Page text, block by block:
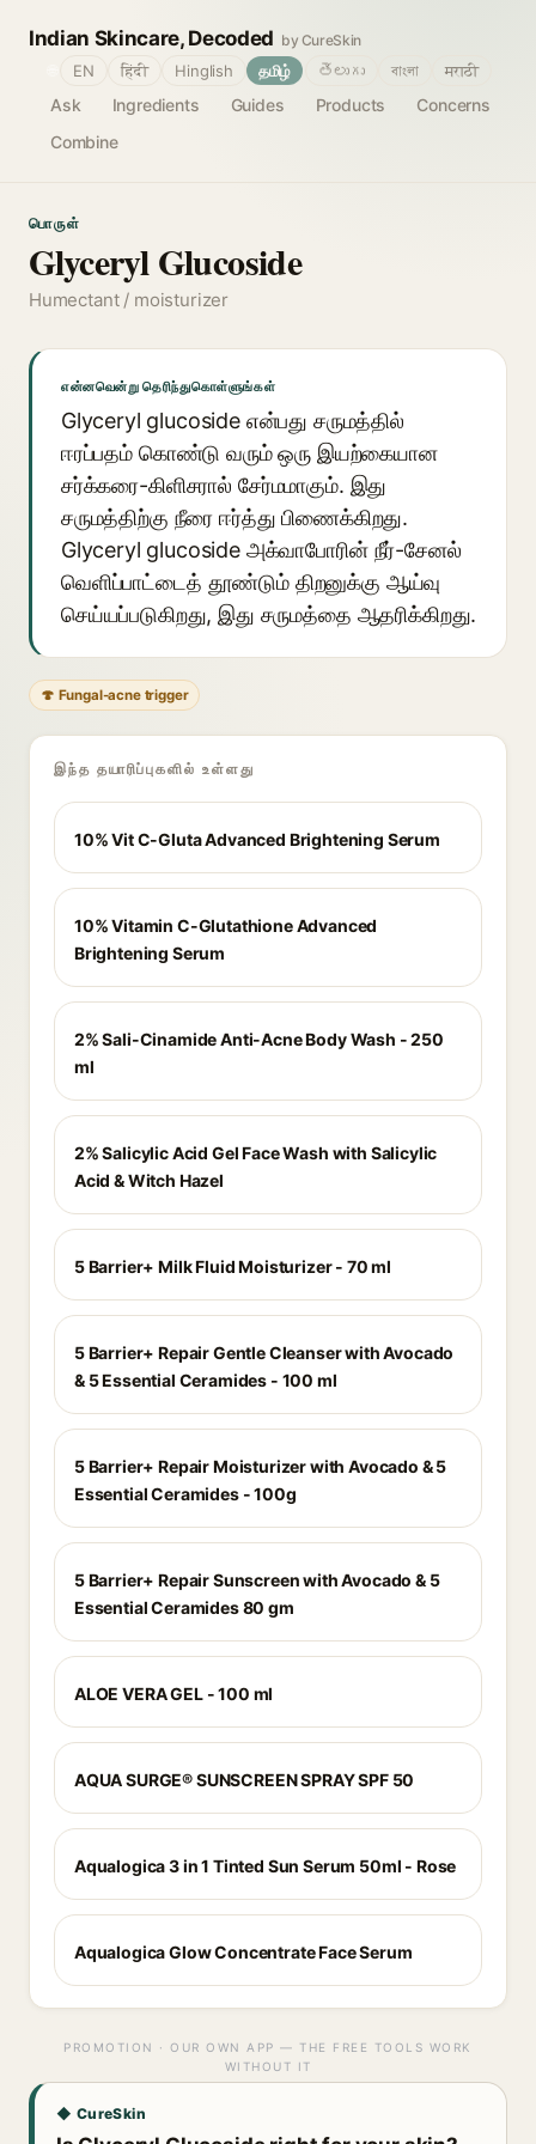
Indian Skincare, Decoded by CureSkin
Ask Ingredients Guides Products
Concerns
Combine
EN हिंदी Hinglish தமிழ் తెలుగు বাংলা मराठी
பொருள்
Glyceryl Glucoside
Humectant / moisturizer
என்னவென்று தெரிந்துகொள்ளுங்கள்
Glyceryl glucoside என்பது சருமத்தில்
ஈரப்பதம் கொண்டு வரும் ஒரு இயற்கையான
சர்க்கரை-கிளிசரால் சேர்மமாகும். இது
சருமத்திற்கு நீரை ஈர்த்து பிணைக்கிறது.
Glyceryl glucoside அக்வாபோரின் நீர்-சேனல்
வெளிப்பாட்டைத் தூண்டும் திறனுக்கு ஆய்வு
செய்யப்படுகிறது, இது சருமத்தை ஆதரிக்கிறது.
🍄 Fungal-acne trigger
இந்த தயாரிப்புகளில் உள்ளது
10% Vit C-Gluta Advanced Brightening Serum
10% Vitamin C-Glutathione Advanced
Brightening Serum
2% Sali-Cinamide Anti-Acne Body Wash - 250
ml
2% Salicylic Acid Gel Face Wash with Salicylic
Acid & Witch Hazel
5 Barrier+ Milk Fluid Moisturizer - 70 ml
5 Barrier+ Repair Gentle Cleanser with Avocado
& 5 Essential Ceramides - 100 ml
5 Barrier+ Repair Moisturizer with Avocado & 5
Essential Ceramides - 100g
5 Barrier+ Repair Sunscreen with Avocado & 5
Essential Ceramides 80 gm
ALOE VERA GEL - 100 ml
AQUA SURGE® SUNSCREEN SPRAY SPF 50
Aqualogica 3 in 1 Tinted Sun Serum 50ml - Rose
Aqualogica Glow Concentrate Face Serum
PROMOTION · OUR OWN APP — THE FREE TOOLS WORK
WITHOUT IT
◆ CureSkin